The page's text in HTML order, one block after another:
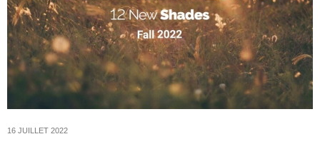
16 JUILLET 2022